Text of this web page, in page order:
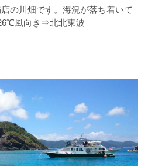
の川畑です。海況が落ち着いて
風向き⇒北北東波